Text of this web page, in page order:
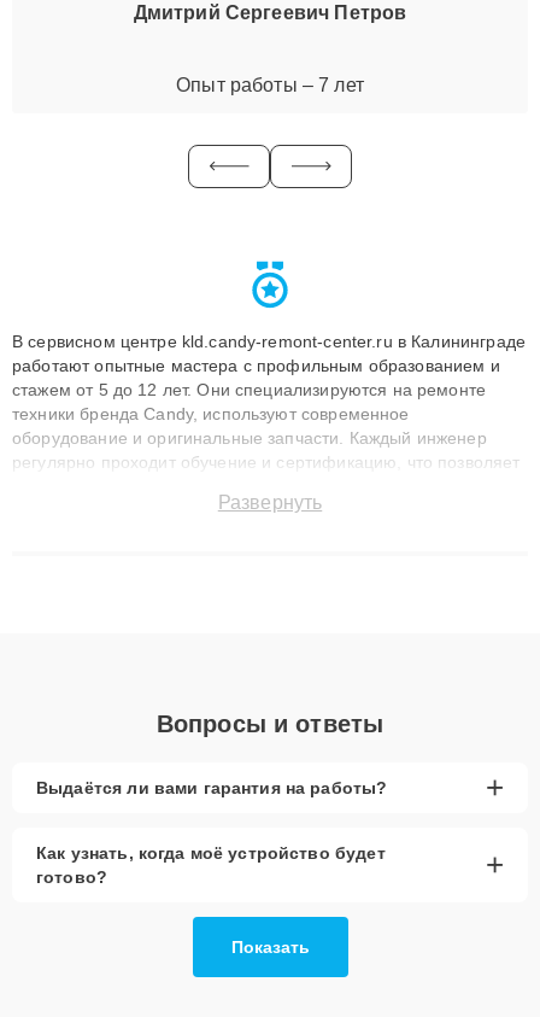
Дмитрий Сергеевич Петров
Опыт работы – 7 лет
В сервисном центре kld.candy-remont-center.ru в Калининграде
работают опытные мастера с профильным образованием и
стажем от 5 до 12 лет. Они специализируются на ремонте
техники бренда Candy, используют современное
оборудование и оригинальные запчасти. Каждый инженер
регулярно проходит обучение и сертификацию, что позволяет
технику с сохранением гарантии до 3 лет. Наши мастера
Развернуть
Вопросы и ответы
Выдаётся ли вами гарантия на работы? +
Как узнать, когда моё устройство будет
готово?
+
Показать